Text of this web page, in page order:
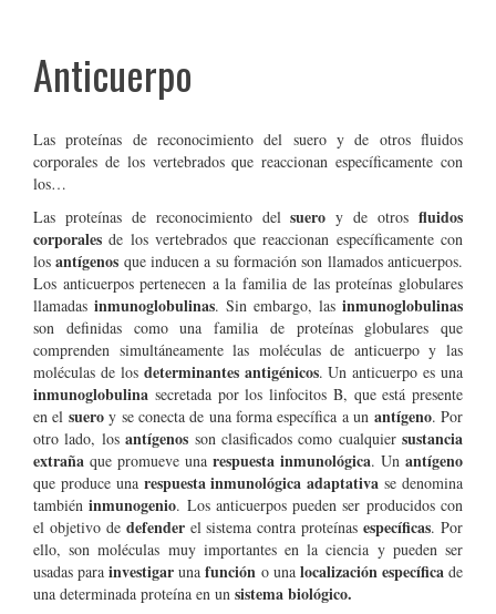
Anticuerpo
Las proteínas de reconocimiento del suero y de otros fluidos
corporales de los vertebrados que reaccionan específicamente con
los…
Las proteínas de reconocimiento delsuero y de otrosfluidos
corporales de los vertebrados que reaccionan específicamente con
losantígenos que inducen a su formación son llamados anticuerpos.
Los anticuerpos pertenecen a la familia de las proteínas globulares
llamadas inmunoglobulinas. Sin embargo, las inmunoglobulinas
son definidas como una familia de proteínas globulares que
comprenden simultáneamente las moléculas de anticuerpo y las
moléculas de los determinantes antigénicos. Un anticuerpo es una
inmunoglobulina secretada por los linfocitos B, que está presente
en el sueroy se conecta de una forma específica a un antígeno. Por
otro lado, losantígenos son clasificados como cualquier sustancia
extraña que promueve una respuesta inmunológica. Un antígeno
que produce una respuesta inmunológica adaptativa se denomina
tambiéninmunogenio. Los anticuerpos pueden ser producidos con
el objetivo de defenderel sistema contra proteínasespecíficas. Por
ello, son moléculas muy importantes en la ciencia y pueden ser
usadas parainvestigar unafunción o una localización específicade
una determinada proteína en un sistema biológico.